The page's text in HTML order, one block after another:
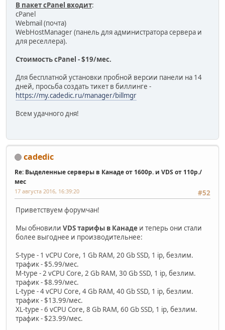
В пакет cPanel входит:
cPanel
Webmail (почта)
WebHostManager (панель для администратора сервера и
для реселлера).
Стоимость cPanel - $19/мес.
Для бесплатной установки пробной версии панели на 14
дней, просьба создать тикет в биллинге -
https://my.cadedic.ru/manager/billmgr
Всем удачного дня!
cadedic
Re: Выделенные серверы в Канаде от 1600р. и VDS от 110р./
мес
#52
17 августа 2016, 16:39:20
Приветствуем форумчан!
Мы обновили VDS тарифы в Канаде и теперь они стали
более выгоднее и производительнее:
S-type - 1 vCPU Core, 1 Gb RAM, 20 Gb SSD, 1 ip, безлим.
трафик - $5.99/мес.
M-type - 2 vCPU Core, 2 Gb RAM, 30 Gb SSD, 1 ip, безлим.
трафик - $8.99/мес.
L-type - 4 vCPU Core, 4 Gb RAM, 40 Gb SSD, 1 ip, безлим.
трафик - $13.99/мес.
XL-type - 6 vCPU Core, 8 Gb RAM, 60 Gb SSD, 1 ip, безлим.
трафик - $23.99/мес.